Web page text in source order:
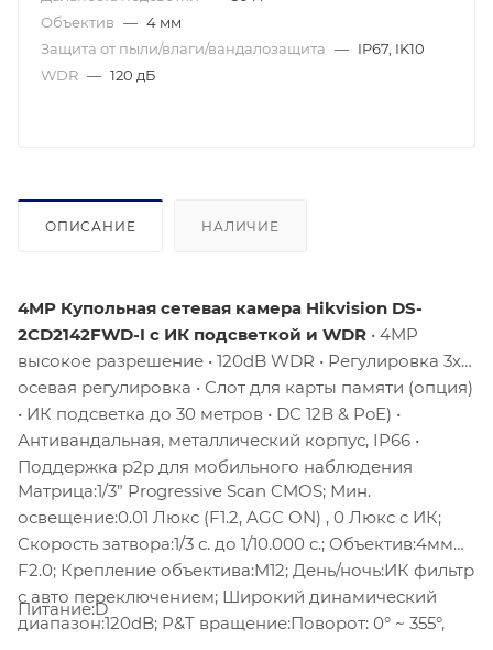
Объектив — 4 мм
Защита от пыли/влаги/вандалозащита — IP67, IK10
WDR — 120 дБ
ОПИСАНИЕ НАЛИЧИЕ
4MP Купольная сетевая камера Hikvision DS-
2CD2142FWD-I с ИК подсветкой и WDR • 4MP
высокое разрешение • 120dB WDR • Регулировка 3х
осевая регулировка • Слот для карты памяти (опция)
• ИК подсветка до 30 метров • DC 12В & PoE) •
Антивандальная, металлический корпус, IP66 •
Поддержка p2p для мобильного наблюдения
Матрица:1/3” Progressive Scan CMOS; Мин.
освещение:0.01 Люкс (F1.2, AGC ON) , 0 Люкс с ИК;
Скорость затвора:1/3 с. до 1/10.000 с.; Объектив:4мм
F2.0; Крепление объектива:M12; День/ночь:ИК фильтр
с авто переключением; Широкий динамический
диапазон:120dB; P&T вращение:Поворот: 0° ~ 355°,
Питание:D